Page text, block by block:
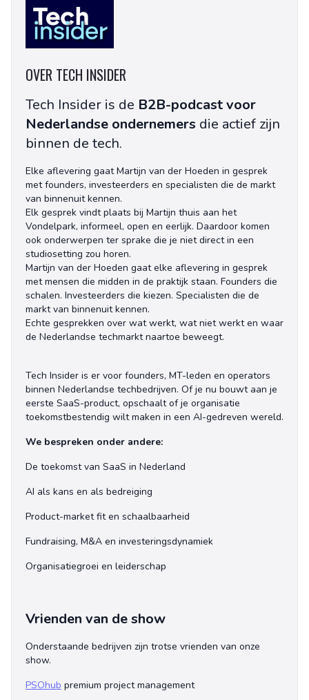
OVER TECH INSIDER
Tech Insider is de B2B-podcast voor
Nederlandse ondernemers die actief zijn
binnen de tech.
Elke aflevering gaat Martijn van der Hoeden in gesprek
met founders, investeerders en specialisten die de markt
van binnenuit kennen.
Elk gesprek vindt plaats bij Martijn thuis aan het
Vondelpark, informeel, open en eerlijk. Daardoor komen
ook onderwerpen ter sprake die je niet direct in een
studiosetting zou horen.
Martijn van der Hoeden gaat elke aflevering in gesprek
met mensen die midden in de praktijk staan. Founders die
schalen. Investeerders die kiezen. Specialisten die de
markt van binnenuit kennen.
Echte gesprekken over wat werkt, wat niet werkt en waar
de Nederlandse techmarkt naartoe beweegt.
Tech Insider is er voor founders, MT-leden en operators
binnen Nederlandse techbedrijven. Of je nu bouwt aan je
eerste SaaS-product, opschaalt of je organisatie
toekomstbestendig wilt maken in een AI-gedreven wereld.
We bespreken onder andere:
De toekomst van SaaS in Nederland
AI als kans en als bedreiging
Product-market fit en schaalbaarheid
Fundraising, M&A en investeringsdynamiek
Organisatiegroei en leiderschap
Vrienden van de show
Onderstaande bedrijven zijn trotse vrienden van onze
show.
PSOhub premium project management